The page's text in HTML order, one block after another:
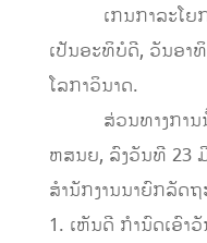
ເກນກາລະໂຍກ:
ເປັນອະທິບໍດີ, ວັນອາ
ໂລກາວິນາດ.
ສ່ວນທາງການນັ້
ຫສນຍ, ລົງວັນທີ 23
ສຳນັກງານນາຍົກລັດ
1. ເຫັນດີ ກຳນົດເອົາ